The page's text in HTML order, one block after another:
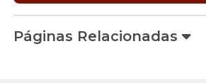
Páginas Relacionadas